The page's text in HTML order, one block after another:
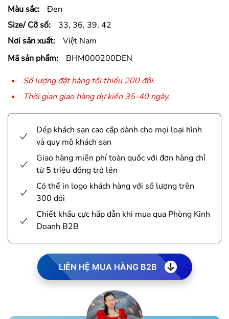
Màu sắc:
Đen
Size/ Cỡ số:
33, 36, 39, 42
Nơi sản xuất:
Việt Nam
Mã sản phẩm:
BHM000200DEN
Số lượng đặt hàng tối thiểu 200 đôi.
Thời gian giao hàng dự kiến 35-40 ngày.
Dép khách sạn cao cấp dành cho mọi loại hình
và quy mô khách sạn
Giao hàng miễn phí toàn quốc với đơn hàng chỉ
từ 5 triệu đồng trở lên
Có thể in logo khách hàng với số lượng trên
300 đôi
Chiết khấu cực hấp dẫn khi mua qua Phòng Kinh
Doanh B2B
LIÊN HỆ MUA HÀNG B2B